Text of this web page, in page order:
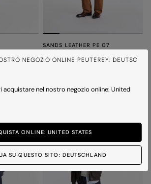
NEGOZIO ONLINE PEUTEREY: DEUTSC
acquistare nel nostro negozio online: United
ONLINE: UNITED STATES
SU QUESTO SITO: DEUTSCHLAND
SANDS LEATHER PE 07
Preis reduziert von
600,00 € auf420,00 €
-30%